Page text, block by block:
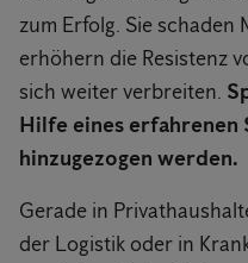
zum Erfolg. Sie schaden
erhöhern die Resistenz
sich weiter verbreiten.
Hilfe eines erfahrenen
hinzugezogen werden.
Gerade in
der Logistik oder in